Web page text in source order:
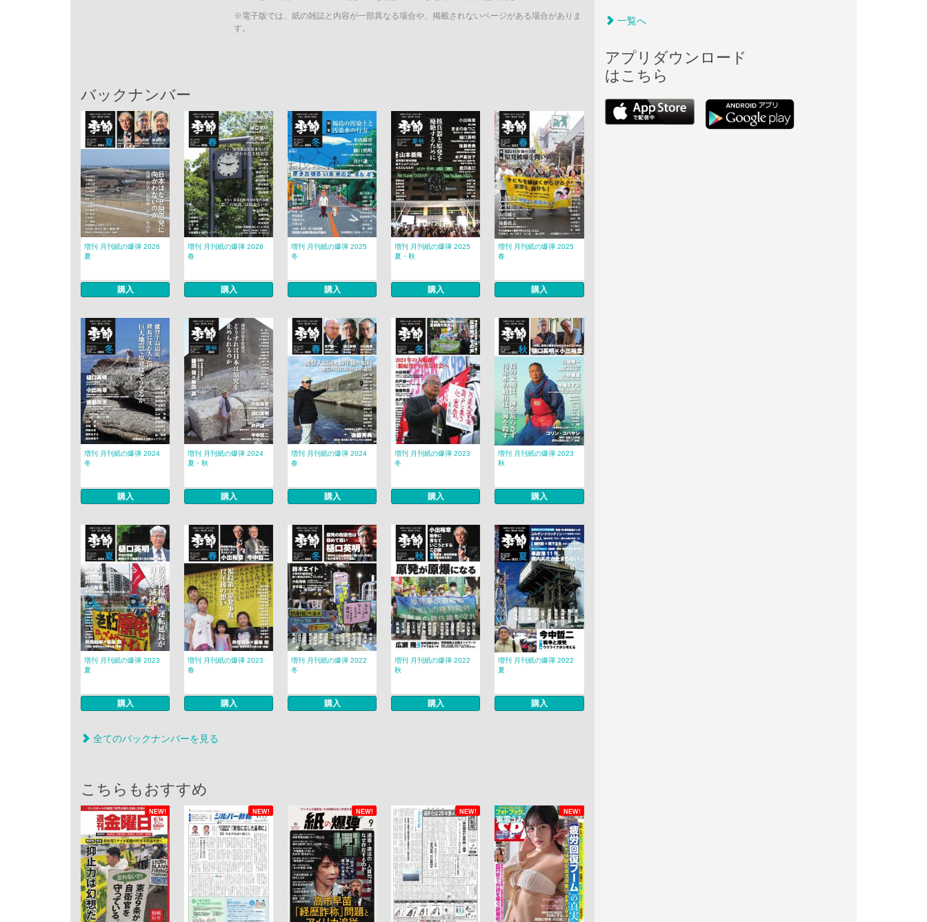
※電子版では、紙の雑誌と内容が一部異なる場合や、掲載されないページがある場合がありま
す。
バックナンバー
増刊 月刊紙の爆弾 2026
夏
購入
増刊 月刊紙の爆弾 2026
春
購入
増刊 月刊紙の爆弾 2025
冬
購入
増刊 月刊紙の爆弾 2025
夏・秋
購入
増刊 月刊紙の爆弾 2025
春
購入
増刊 月刊紙の爆弾 2024
冬
購入
増刊 月刊紙の爆弾 2024
夏・秋
購入
増刊 月刊紙の爆弾 2024
春
購入
増刊 月刊紙の爆弾 2023
冬
購入
増刊 月刊紙の爆弾 2023
秋
購入
増刊 月刊紙の爆弾 2023
夏
購入
増刊 月刊紙の爆弾 2023
春
購入
増刊 月刊紙の爆弾 2022
冬
購入
増刊 月刊紙の爆弾 2022
秋
購入
増刊 月刊紙の爆弾 2022
夏
購入
全てのバックナンバーを見る
こちらもおすすめ
NEW! NEW! NEW! NEW! NEW!
一覧へ
アプリダウンロード
はこちら